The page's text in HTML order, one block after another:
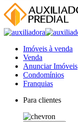
Imóveis à venda
Venda
Anunciar Imóveis
Condomínios
Franquias
Para clientes